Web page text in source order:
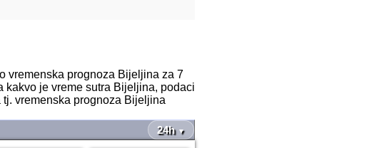
vremenska prognoza Bijeljina za 7
kakvo je vreme sutra Bijeljina, podaci
vremenska prognoza Bijeljina
24h ▼